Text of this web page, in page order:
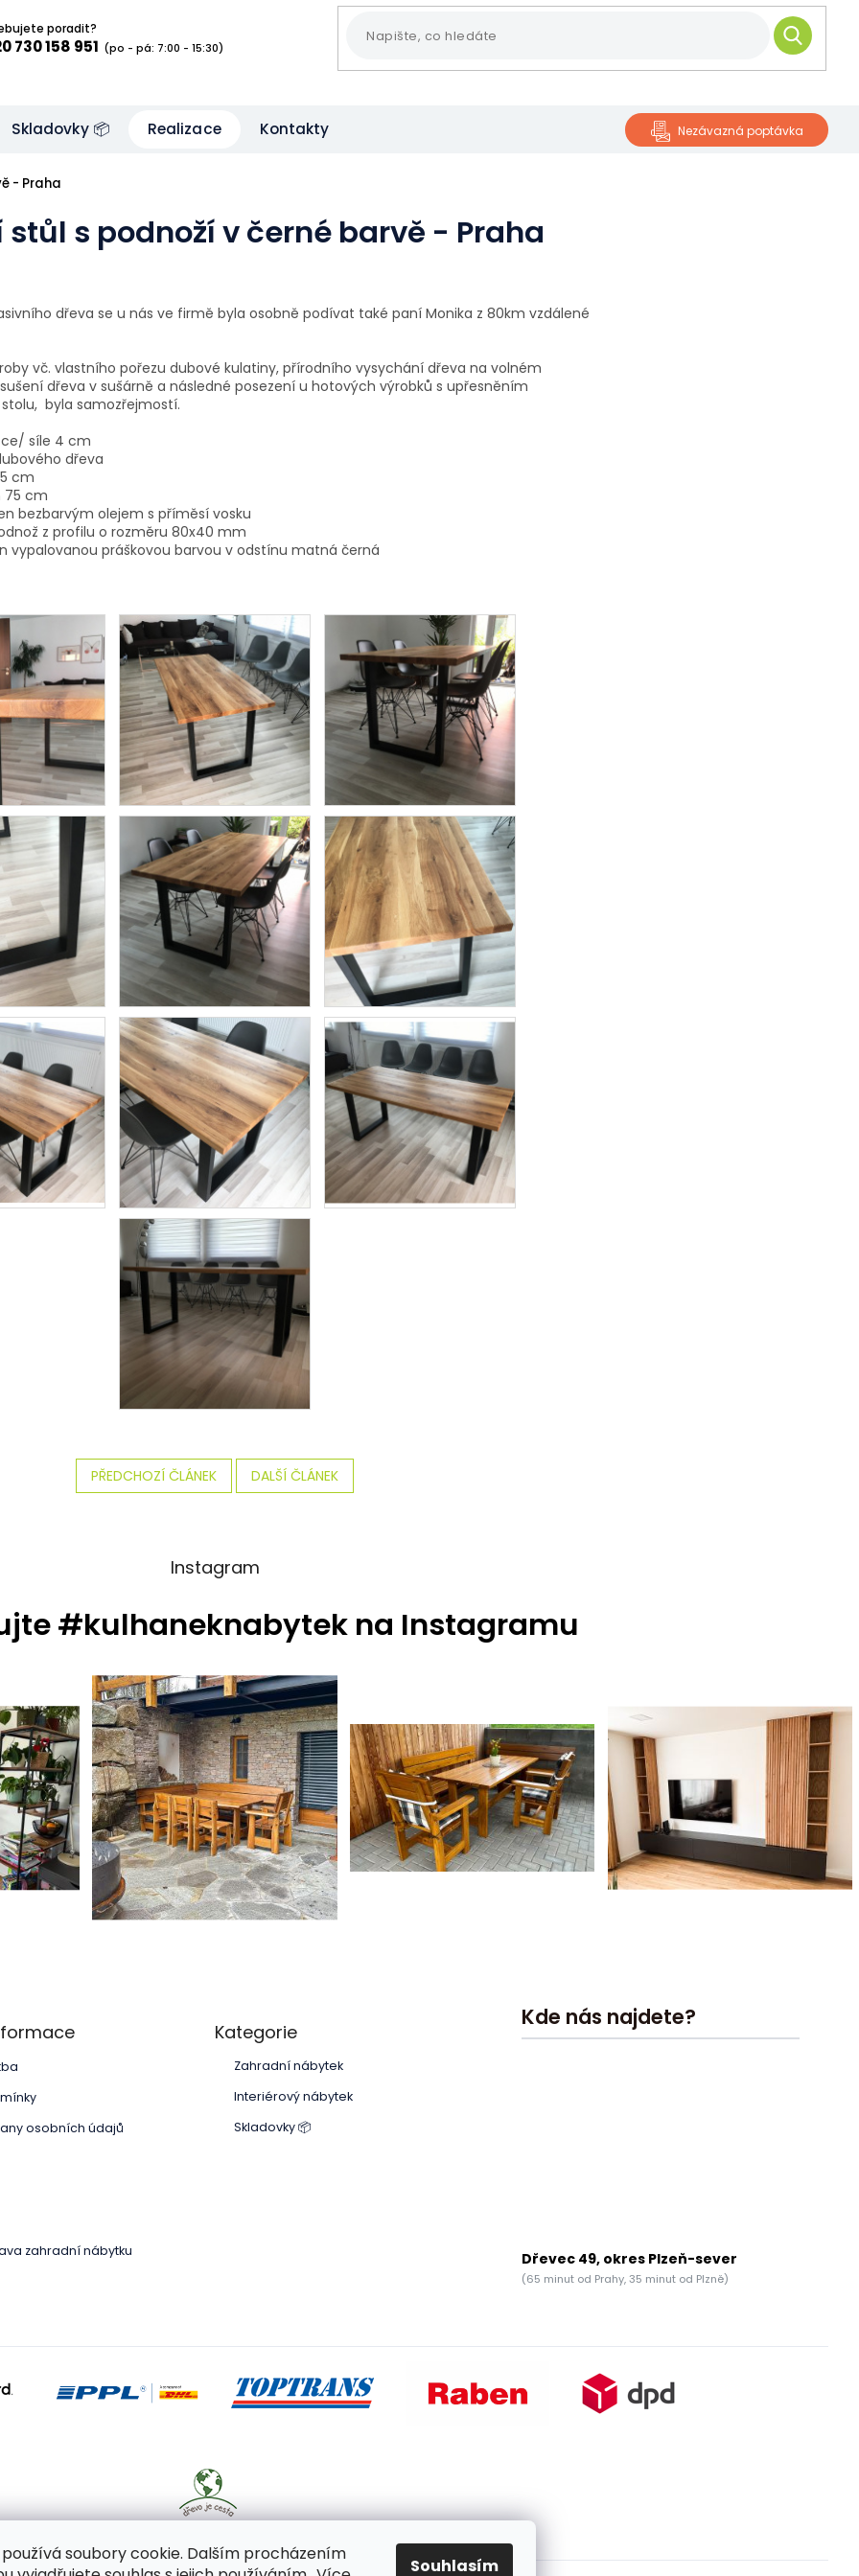
soubory cookie. Dalším procházením
Souhlasím
poradit?
730 158 951 (po - pá: 7:00 - 15:30)
HLEDAT
Skladovky 📦 Realizace Kontakty Nezávazná poptávka
- Praha
s podnoží v černé barvě - Praha
dřeva se u nás ve firmě byla osobně podívat také paní Monika z 80km vzdálené
vč. vlastního pořezu dubové kulatiny, přírodního vysychání dřeva na volném
dřeva v sušárně a následné posezení u hotových výrobků s upřesněním
byla samozřejmostí.
síle 4 cm
dřeva
cm
75 cm
bezbarvým olejem s příměsí vosku
z profilu o rozměru 80x40 mm
vypalovanou práškovou barvou v odstínu matná černá
PŘEDCHOZÍ ČLÁNEK DALŠÍ ČLÁNEK
Instagram
#kulhaneknabytek na Instagramu
osobních údajů
zahradní nábytku
kategorie
Kategorie
Zahradní nábytek
Interiérový nábytek
Skladovky 📦
Kde nás najdete?
Dřevec 49, okres Plzeň-sever
(65 minut od Prahy, 35 minut od Plzně)